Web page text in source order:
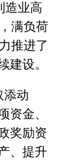
造业高
，满负荷
推进了
建设。
添动
资金、
奖励资
、提升